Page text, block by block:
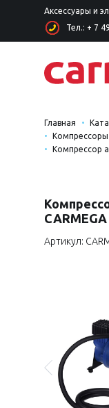
Аксессуары и
Тел.: + 7
Главная
Компрессор
Артикул: